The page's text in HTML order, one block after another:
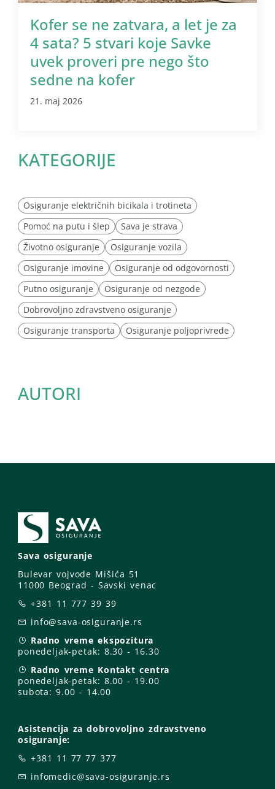
Kofer se ne zatvara, a let je za
4 sata? 5 stvari koje Savke
uvek proveri pre nego što
sedne na kofer
21. maj 2026
KATEGORIJE
Osiguranje električnih bicikala i trotineta
Pomoć na putu i šlep
Sava je strava
Životno osiguranje
Osiguranje vozila
Osiguranje imovine
Osiguranje od odgovornosti
Putno osiguranje
Osiguranje od nezgode
Dobrovoljno zdravstveno osiguranje
Osiguranje transporta
Osiguranje poljoprivrede
AUTORI
Sava osiguranje
Bulevar vojvode Mišića 51
11000 Beograd - Savski venac
+381 11 777 39 39
info@sava-osiguranje.rs
Radno vreme ekspozitura
ponedeljak-petak: 8.30 - 16.30
Radno vreme Kontakt centra
ponedeljak-petak: 8.00 - 19.00
subota: 9.00 - 14.00
Asistencija za dobrovoljno zdravstveno
osiguranje:
+381 11 77 77 377
infomedic@sava-osiguranje.rs